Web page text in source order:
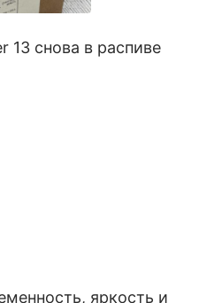
снова в распиве
яркость и